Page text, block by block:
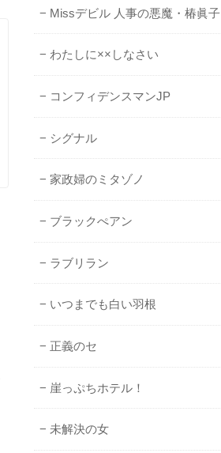
Missデビル 人事の悪魔・椿眞子
わたしに××しなさい
コンフィデンスマンJP
シグナル
家政婦のミタゾノ
ブラックぺアン
ラブリラン
いつまでも白い羽根
正義のセ
崖っぷちホテル！
未解決の女